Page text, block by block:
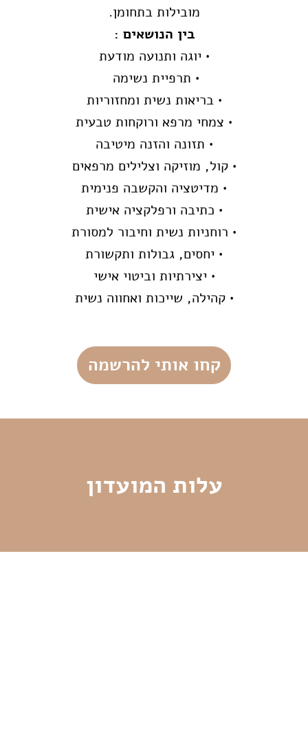
מובילות בתחומן.
בין הנושאים :
• יוגה ותנועה מודעת
• תרפיית נשימה
• בריאות נשית ומחזוריות
• צמחי מרפא ורוקחות טבעית
• תזונה והזנה מיטיבה
• קול, מוזיקה וצלילים מרפאים
• מדיטציה והקשבה פנימית
• כתיבה ורפלקציה אישית
• רוחניות נשית וחיבור למסורת
• יחסים, גבולות ותקשורת
• יצירתיות וביטוי אישי
• קהילה, שייכות ואחווה נשית
קחו אותי להרשמה
עלות המועדון